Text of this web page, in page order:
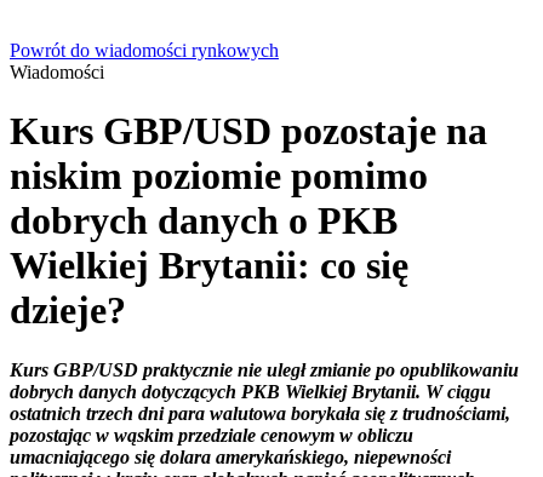
Powrót do wiadomości rynkowych
Wiadomości
Kurs GBP/USD pozostaje na
niskim poziomie pomimo
dobrych danych o PKB
Wielkiej Brytanii: co się
dzieje?
Kurs GBP/USD praktycznie nie uległ zmianie po opublikowaniu
dobrych danych dotyczących PKB Wielkiej Brytanii. W ciągu
ostatnich trzech dni para walutowa borykała się z trudnościami,
pozostając w wąskim przedziale cenowym w obliczu
umacniającego się dolara amerykańskiego, niepewności